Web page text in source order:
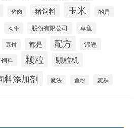
猪肉 猪饲料 玉米 的是
肉牛 股份有限公司 草鱼
豆饼 都是 配方 锦鲤
料 颗粒 颗粒机
料添加剂 魔法 鱼粉 麦麸